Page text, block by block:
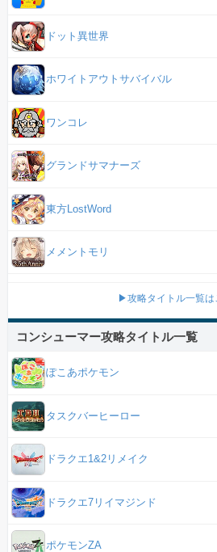
ドット異世界
ホワイトアウトサバイバル
ワンコレ
グランドサマナーズ
東方LostWord
メメントモリ
▶攻略タイトル一覧は
コンシューマー攻略タイトル一覧
ぽこあポケモン
タスクバーヒーロー
ドラクエ1&2リメイク
ドラクエ7リイマジンド
ポケモンZA